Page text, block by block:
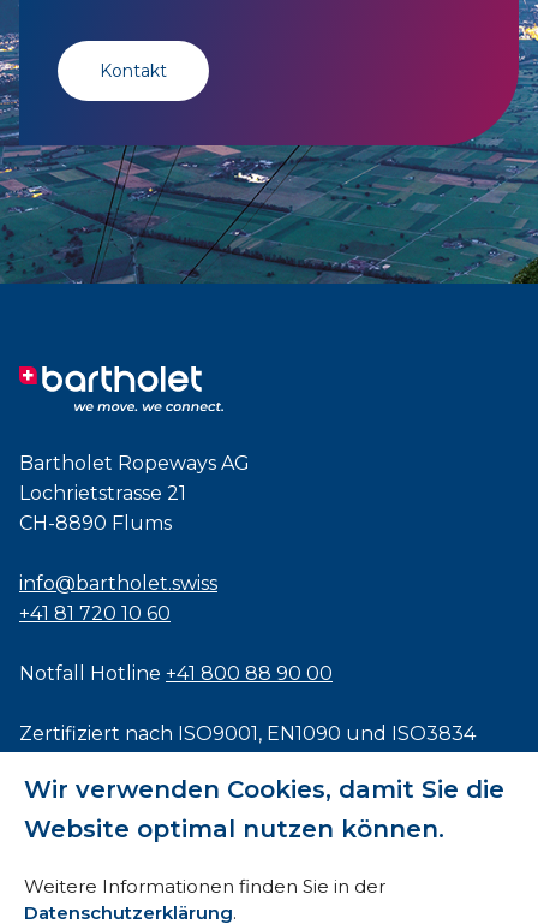
Wir verwenden Cookies, damit Sie die
Website optimal nutzen können.
Weitere Informationen finden Sie in der
Datenschutzerklärung.
Kontakt
Bartholet Ropeways AG
Lochrietstrasse 21
CH-8890 Flums
info@bartholet.swiss
+41 81 720 10 60
Notfall Hotline +41 800 88 90 00
Zertifiziert nach ISO9001, EN1090 und ISO3834
Impressum